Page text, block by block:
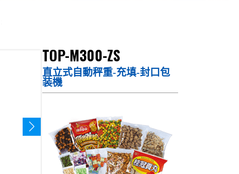
TOP-M300-ZS
直立式自動秤重-充填-封口包
装機